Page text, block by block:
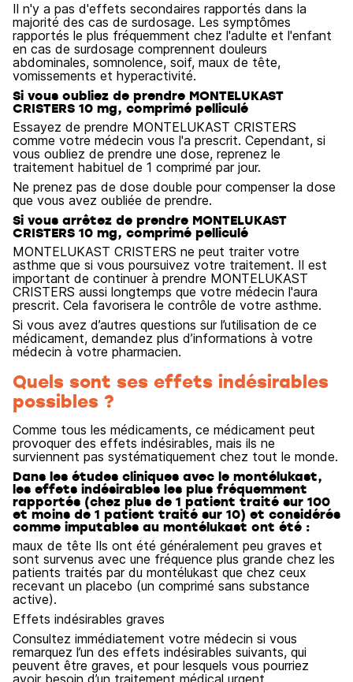
Il n'y a pas d'effets secondaires rapportés dans la
majorité des cas de surdosage. Les symptômes
rapportés le plus fréquemment chez l'adulte et l'enfant
en cas de surdosage comprennent douleurs
abdominales, somnolence, soif, maux de tête,
vomissements et hyperactivité.
Si vous oubliez de prendre MONTELUKAST
CRISTERS 10 mg, comprimé pelliculé
Essayez de prendre MONTELUKAST CRISTERS
comme votre médecin vous l'a prescrit. Cependant, si
vous oubliez de prendre une dose, reprenez le
traitement habituel de 1 comprimé par jour.
Ne prenez pas de dose double pour compenser la dose
que vous avez oubliée de prendre.
Si vous arrêtez de prendre MONTELUKAST
CRISTERS 10 mg, comprimé pelliculé
MONTELUKAST CRISTERS ne peut traiter votre
asthme que si vous poursuivez votre traitement. Il est
important de continuer à prendre MONTELUKAST
CRISTERS aussi longtemps que votre médecin l'aura
prescrit. Cela favorisera le contrôle de votre asthme.
Si vous avez d’autres questions sur l’utilisation de ce
médicament, demandez plus d’informations à votre
médecin à votre pharmacien.
Quels sont ses effets indésirables
possibles ?
Comme tous les médicaments, ce médicament peut
provoquer des effets indésirables, mais ils ne
surviennent pas systématiquement chez tout le monde.
Dans les études cliniques avec le montélukast,
les effets indésirables les plus fréquemment
rapportés (chez plus de 1 patient traité sur 100
et moins de 1 patient traité sur 10) et considérés
comme imputables au montélukast ont été :
maux de tête Ils ont été généralement peu graves et
sont survenus avec une fréquence plus grande chez les
patients traités par du montélukast que chez ceux
recevant un placebo (un comprimé sans substance
active).
Effets indésirables graves
Consultez immédiatement votre médecin si vous
remarquez l’un des effets indésirables suivants, qui
peuvent être graves, et pour lesquels vous pourriez
avoir besoin d’un traitement médical urgent.